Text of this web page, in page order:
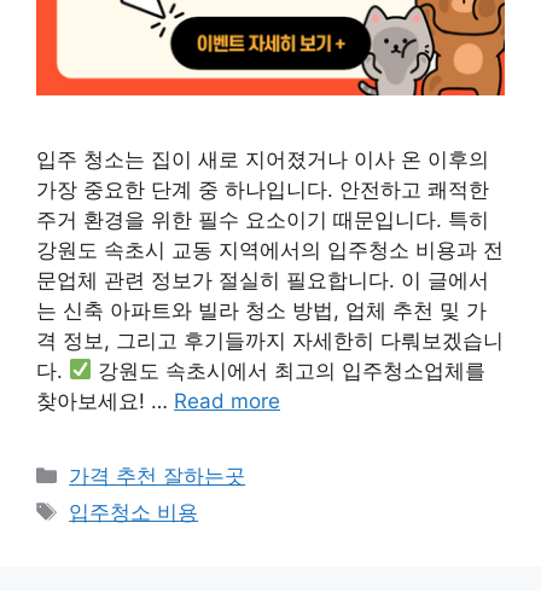
입주 청소는 집이 새로 지어졌거나 이사 온 이후의
가장 중요한 단계 중 하나입니다. 안전하고 쾌적한
주거 환경을 위한 필수 요소이기 때문입니다. 특히
강원도 속초시 교동 지역에서의 입주청소 비용과 전
문업체 관련 정보가 절실히 필요합니다. 이 글에서
는 신축 아파트와 빌라 청소 방법, 업체 추천 및 가
격 정보, 그리고 후기들까지 자세한히 다뤄보겠습니
다.
강원도 속초시에서 최고의 입주청소업체를
찾아보세요! … Read more
카
테
고
가격 추천 잘하는곳
태
입주청소 비용